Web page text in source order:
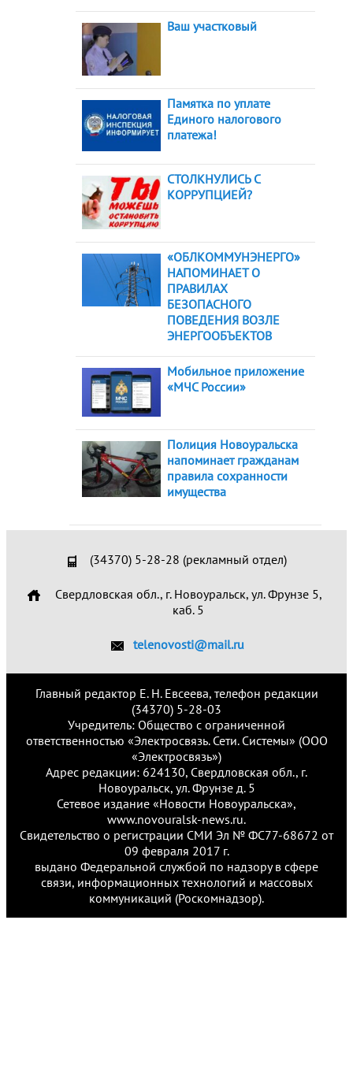
Ваш участковый
Памятка по уплате
Единого налогового
платежа!
СТОЛКНУЛИСЬ С
КОРРУПЦИЕЙ?
«ОБЛКОММУНЭНЕРГО»
НАПОМИНАЕТ О
ПРАВИЛАХ
БЕЗОПАСНОГО
ПОВЕДЕНИЯ ВОЗЛЕ
ЭНЕРГООБЪЕКТОВ
Мобильное приложение
«МЧС России»
Полиция Новоуральска
напоминает гражданам
правила сохранности
имущества
(34370) 5-28-28 (рекламный отдел)
Свердловская обл., г. Новоуральск, ул. Фрунзе 5,
каб. 5
telenovosti@mail.ru
Главный редактор Е. Н. Евсеева, телефон редакции
(34370) 5-28-03
Учредитель: Общество с ограниченной
ответственностью «Электросвязь. Сети. Системы» (ООО
«Электросвязь»)
Адрес редакции: 624130, Свердловская обл., г.
Новоуральск, ул. Фрунзе д. 5
Сетевое издание «Новости Новоуральска»,
www.novouralsk-news.ru.
Свидетельство о регистрации СМИ Эл № ФС77-68672 от
09 февраля 2017 г.
выдано Федеральной службой по надзору в сфере
связи, информационных технологий и массовых
коммуникаций (Роскомнадзор).